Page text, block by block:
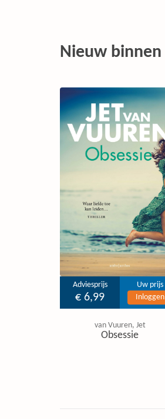
Nieuw binnen
Adviesprijs
€ 6,99
Uw prijs
Inloggen
van Vuuren, Jet
Obsessie